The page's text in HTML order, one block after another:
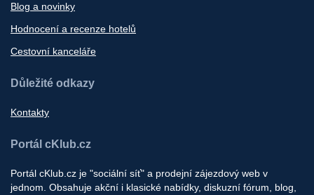
Blog a novinky
Hodnocení a recenze hotelů
Cestovní kanceláře
Důležité odkazy
Kontakty
Portál cKlub.cz
Portál cKlub.cz je "sociální síť" a prodejní zájezdový web v
jednom. Obsahuje akční i klasické nabídky, diskuzní fórum, blog,